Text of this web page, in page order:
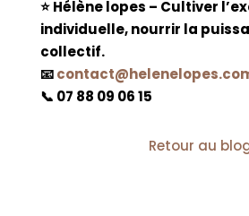
⭐ Hélène lopes – Cultiver
individuelle, nourrir la
collectif.
📧
📞 07 88 09 06 15
Retour au